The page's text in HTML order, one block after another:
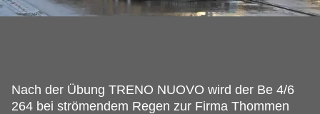
Nach der Übung TRENO NUOVO wird der Be 4/6
264 bei strömendem Regen zur Firma Thommen